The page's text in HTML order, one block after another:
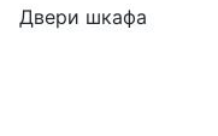
Двери шкафа